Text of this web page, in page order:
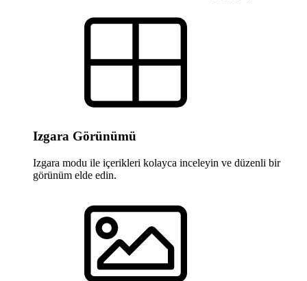
Izgara Görünümü
Izgara modu ile içerikleri kolayca inceleyin ve düzenli bir
görünüm elde edin.